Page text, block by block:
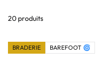
20 produits
BRADERIE BAREFOOT 🌀